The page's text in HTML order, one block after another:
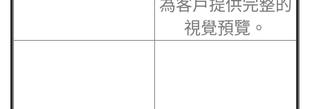
其他細節，
為客戶提供完整的